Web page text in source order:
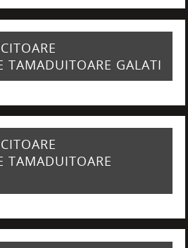
TAMADUITOARE GALATI
TAMADUITOARE